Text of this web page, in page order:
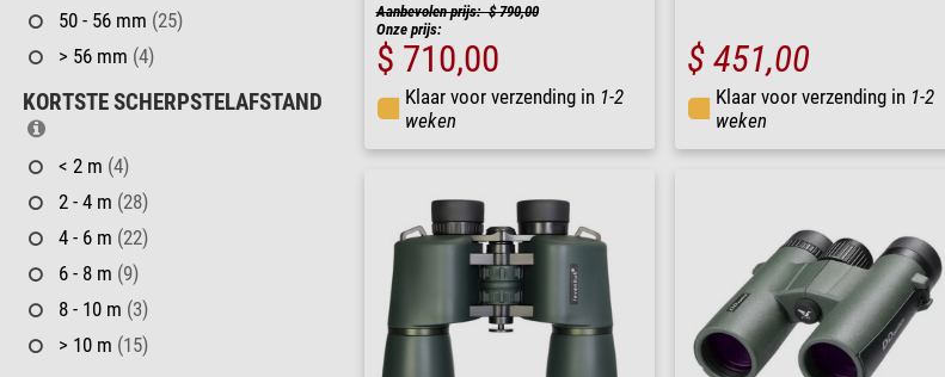
50 - 56 mm (25)
> 56 mm (4)
KORTSTE SCHERPSTELAFSTAND
< 2 m (4)
2 - 4 m (28)
4 - 6 m (22)
6 - 8 m (9)
8 - 10 m (3)
> 10 m (15)
Aanbevolen prijs: $ 790,00
Onze prijs:
$ 710,00
Klaar voor verzending in 1-2
weken
$ 451,00
Klaar voor verzending in 1-2
weken